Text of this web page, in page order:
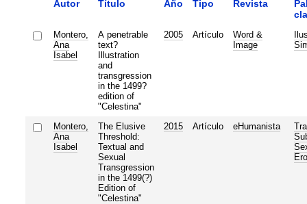
Autor Título Año Tipo Revista
Montero,
Ana
Isabel
A penetrable
text?
Illustration
and
transgression
in the 1499?
edition of
"Celestina"
2005 Artículo
Word &
Image
Montero,
Ana
Isabel
The Elusive
Threshold:
Textual and
Sexual
Transgression
in the 1499(?)
Edition of
"Celestina"
2015 Artículo eHumanista